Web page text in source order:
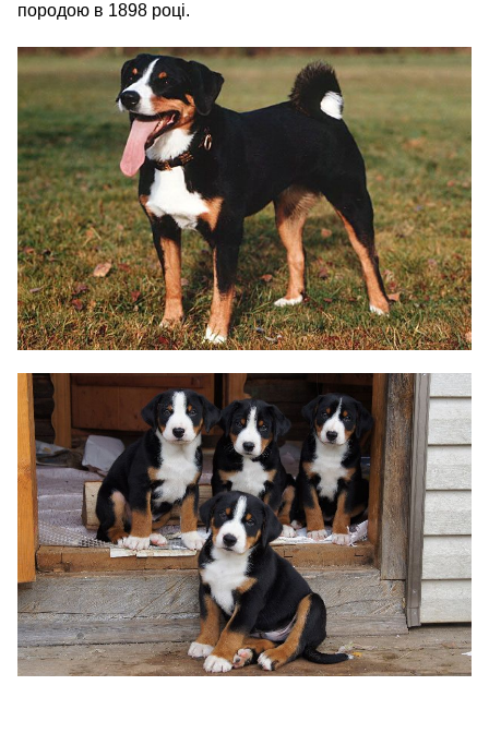
породою в 1898 році.